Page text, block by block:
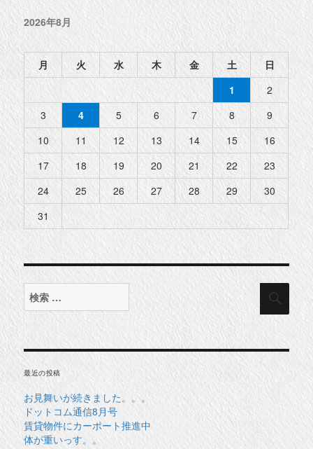
2026年8月
月 火 水 木 金 土
日
1
2
3
4 5 6 7 8
9
10
11 12 13 14 15
16
17
18 19 20 21 22
23
24
25 26 27 28 29
30
31
検
索
対
最近の投稿
お見舞いが続きました。。。
ドットコム通信8月号
賃貸物件にカーポート推進中
体が重いっす。。